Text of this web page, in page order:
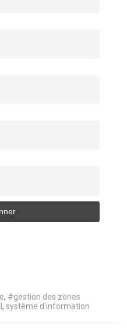
, #gestion des zones
, système d'information